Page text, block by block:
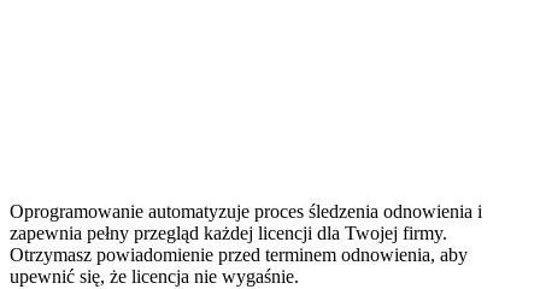
Oprogramowanie automatyzuje proces śledzenia odnowienia i
zapewnia pełny przegląd każdej licencji dla Twojej firmy.
Otrzymasz powiadomienie przed terminem odnowienia, aby
upewnić się, że licencja nie wygaśnie.